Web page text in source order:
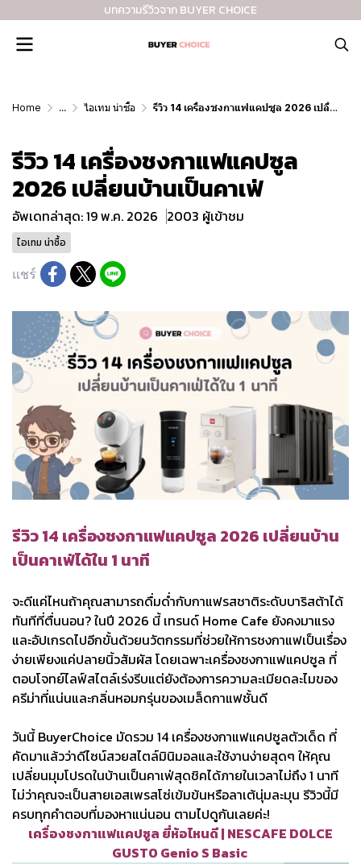
บทความรีวิวจาก BUYER CHOICE
Home ... ไอเทม น่าซื้อ รีวิว 14 เครื่องชงกาแฟแคปซูล 2026 เปลี่ยนบ้านเป็นคาเฟ่
รีวิว 14 เครื่องชงกาแฟแคปซูล
2026 เปลี่ยนบ้านเป็นคาเฟ่
อัพเดทล่าสุด: 19 พ.ค. 2026 2003 ผู้เข้าชม
ไอเทม น่าซื้อ
แชร์
รีวิว 14 เครื่องชงกาแฟแคปซูล 2026 เปลี่ยนบ้าน
เป็นคาเฟ่ได้ใน 1 นาที
จะดีแค่ไหนถ้าคุณสามารถดื่มด่ำกับกาแฟรสชาติระดับบาริสต้าได้
ทันทีที่ตื่นนอน? ในปี 2026 นี้ เทรนด์ Home Cafe ยังคงมาแรง
และอัปเกรดไปอีกขั้นด้วยนวัตกรรมที่ช่วยให้การชงกาแฟเป็นเรื่อง
ง่ายเพียงแค่ปลายนิ้วสัมผัส โดยเฉพาะเครื่องชงกาแฟแคปซูล ที่
ตอบโจทย์ไลฟ์สไตล์เร่งรีบแต่ยังต้องการความละเมียดละไมของ
ครีม่าที่แน่นและกลิ่นหอมกรุ่นของเมล็ดกาแฟชั้นดี
วันนี้ BuyerChoice มัดรวม 14 เครื่องชงกาแฟแคปซูลตัวเด็ด ที่
คัดมาแล้วว่าดีไซน์สวยสไตล์มินิมอลและใช้งานง่ายสุดๆ ให้คุณ
เปลี่ยนมุมโปรดในบ้านเป็นคาเฟ่สุดชิคได้ภายในเวลาไม่ถึง 1 นาที
ไม่ว่าคุณจะเป็นสายเอสเพรสโซ่เข้มข้นหรือลาเต้นุ่มละมุน รีวิวนี้มี
ครบทุกคำตอบที่มองหาแน่นอน ตามไปดูกันเลยค่ะ!
เครื่องชงกาแฟแคปซูล ยี่ห้อไหนดี | NESCAFE DOLCE
GUSTO Genio S Basic